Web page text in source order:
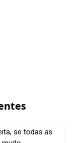
se todas as